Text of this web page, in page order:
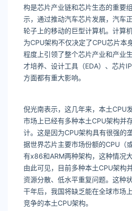
构是芯片产业链和芯片生态的重要
示，通过推动汽车芯片发展，汽车
轮子上的移动的巨型计算机。计算
为CPU架构不仅决定了CPU芯片本
程度上引领了整个芯片产业和产业
才培养、设计工具（EDA）、芯片
方面都有重大影响。
倪光南表示，这几年来，本土CPU
市场上已经有多种本土CPU架构并
计。这是因为CPU架构具有很强的
据世界芯片主要市场份额的CPU（
有x86和ARM两种架构，这种情况
由此可见，目前多种本土CPU架构
资源分散、低水平重复问题。这种
干年后，我国将缺乏能在全球市场
竞争的本土CPU架构。